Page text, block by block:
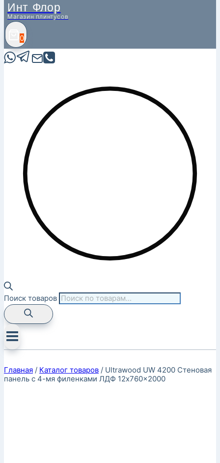
Инт Флор
Магазин плинтусов
0
Поиск товаров
Главная / Каталог товаров / Ultrawood UW 4200 Стеновая
панель с 4-мя филенками ЛДФ 12x760x2000